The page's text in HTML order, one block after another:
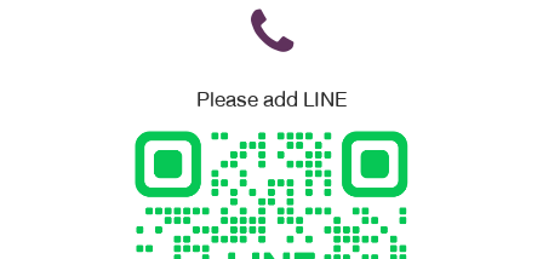
Please add LINE